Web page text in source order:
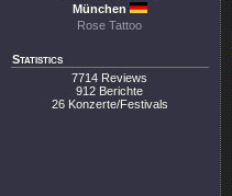
München
Rose Tattoo
Statistics
7714 Reviews
912 Berichte
26 Konzerte/Festivals